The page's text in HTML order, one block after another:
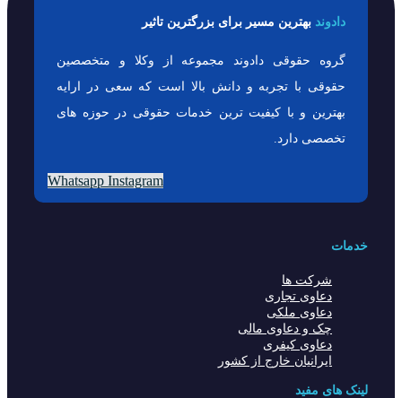
دادوند بهترین مسیر برای بزرگترین تاثیر
گروه حقوقی دادوند مجموعه از وکلا و متخصصین
حقوقی با تجربه و دانش بالا است که سعی در ارایه
بهترین و با کیفیت ترین خدمات حقوقی در حوزه های
تخصصی دارد.
Whatsapp Instagram
خدمات
شرکت ها
دعاوی تجاری
دعاوی ملکی
چک و دعاوی مالی
دعاوی کیفری
ایرانیان خارج از کشور
لینک های مفید